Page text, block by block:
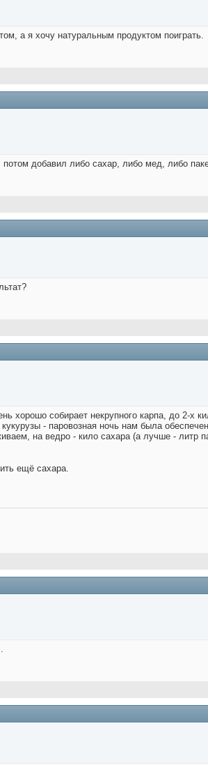
а я хочу натуральным продуктом поиграть.
добавил либо сахар, либо мед, либо
хорошо собирает некрупного карпа, до 2-х
- паровозная ночь нам была
на ведро - кило сахара (а лучше -
ещё сахара.